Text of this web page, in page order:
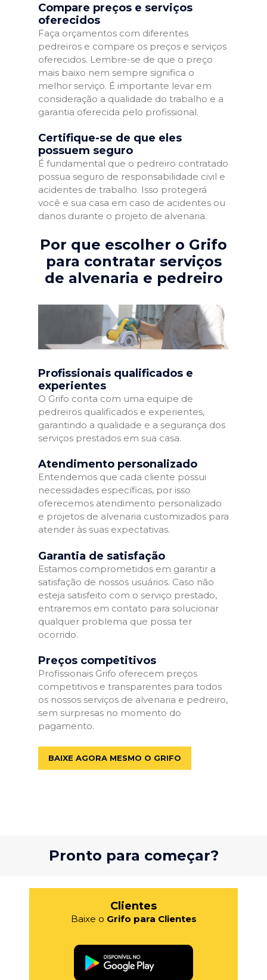
Compare preços e serviços
oferecidos
Faça orçamentos com diferentes
pedreiros e compare os preços e serviços
oferecidos. Lembre-se de que o preço
mais baixo nem sempre significa o
melhor serviço. É importante levar em
consideração a qualidade do trabalho e a
garantia oferecida pelo profissional.
Certifique-se de que eles
possuem seguro
É fundamental que o pedreiro contratado
possua seguro de responsabilidade civil e
acidentes de trabalho. Isso protegerá
você e sua casa em caso de acidentes ou
danos durante o projeto de alvenaria.
Por que escolher o Grifo
para contratar serviços
de alvenaria e pedreiro
Profissionais qualificados e
experientes
O Grifo conta com uma equipe de
pedreiros qualificados e experientes,
garantindo a qualidade e a segurança dos
serviços prestados em sua casa.
Atendimento personalizado
Entendemos que cada cliente possui
necessidades específicas, por isso
oferecemos atendimento personalizado
e projetos de alvenaria customizados para
atender às suas expectativas.
Garantia de satisfação
Estamos comprometidos em garantir a
satisfação de nossos usuários. Caso não
esteja satisfeito com o serviço prestado,
entraremos em contato para solucionar
qualquer problema que possa ter
ocorrido.
Preços competitivos
Profissionais Grifo oferecem preços
competitivos e transparentes para todos
os nossos serviços de alvenaria e pedreiro,
sem surpresas no momento do
pagamento.
BAIXE AGORA MESMO O GRIFO
Pronto para começar?
Clientes
Baixe o Grifo para Clientes